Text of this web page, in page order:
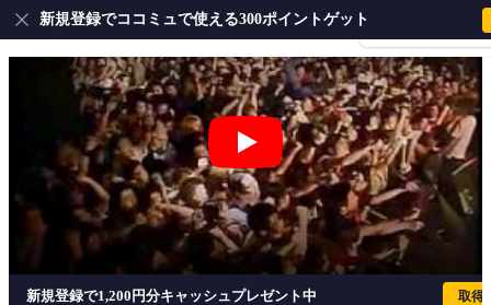
会員登録・ログイ
新規登録でココミュで使える300ポイントゲット
リボルバー・ジャンキーズ - THEE
新規登録で1,200円分キャッシュプレゼント中 取得